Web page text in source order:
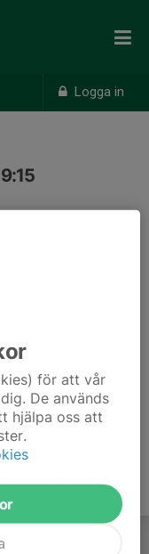
Logga in
för att vår
De används
hjälpa oss att